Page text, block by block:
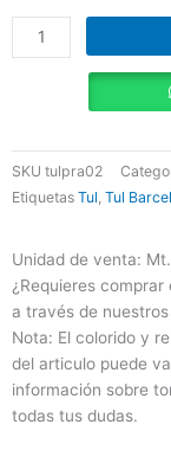
Bordado
SKU tulpra02
Etiquetas Tul, Tul
Unidad de venta: Mt.
¿Requieres
a través de
Nota: El colorido y
del articulo puede
información sobre
todas tus dudas.